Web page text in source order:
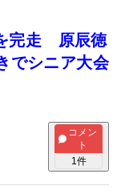
完走 原辰徳
でシニア大会
コメン
ト
1件